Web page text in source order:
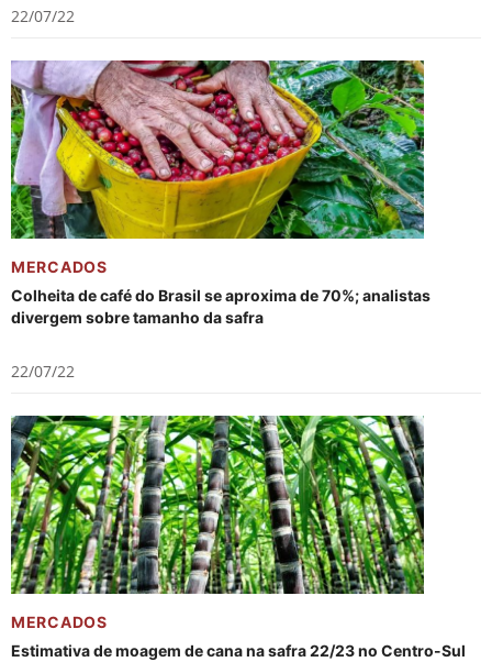
22/07/22
MERCADOS
Colheita de café do Brasil se aproxima de 70%; analistas
divergem sobre tamanho da safra
22/07/22
MERCADOS
Estimativa de moagem de cana na safra 22/23 no Centro-Sul